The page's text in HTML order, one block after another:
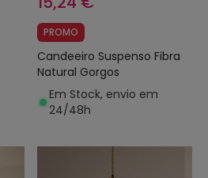
PROMO
Candeeiro Suspenso Fibra
Natural Gorgos
Em Stock, envio em
24/48h